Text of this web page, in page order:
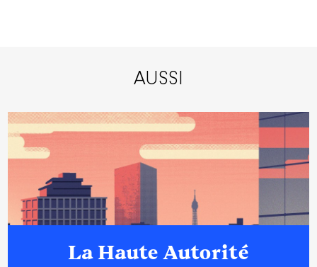
AUSSI
La Haute Autorité